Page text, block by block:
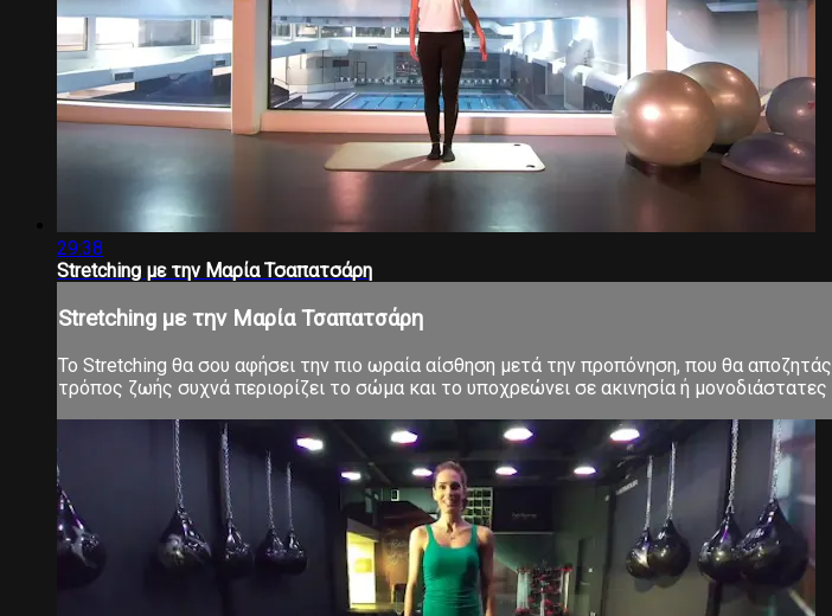
29:38
Stretching με την Μαρία Τσαπατσάρη
Stretching με την Μαρία Τσαπατσάρη
Το Stretching θα σου αφήσει την πιο ωραία αίσθηση μετά την προπόνηση, που θα
τρόπος ζωής συχνά περιορίζει το σώμα και το υποχρεώνει σε ακινησία ή μονοδιάστατες